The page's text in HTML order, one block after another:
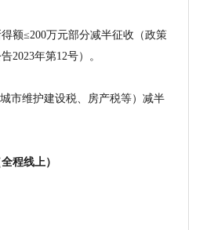
额≤200万元部分减半征收（政策
2023年第12号）。
市维护建设税、房产税等）减半
程线上）